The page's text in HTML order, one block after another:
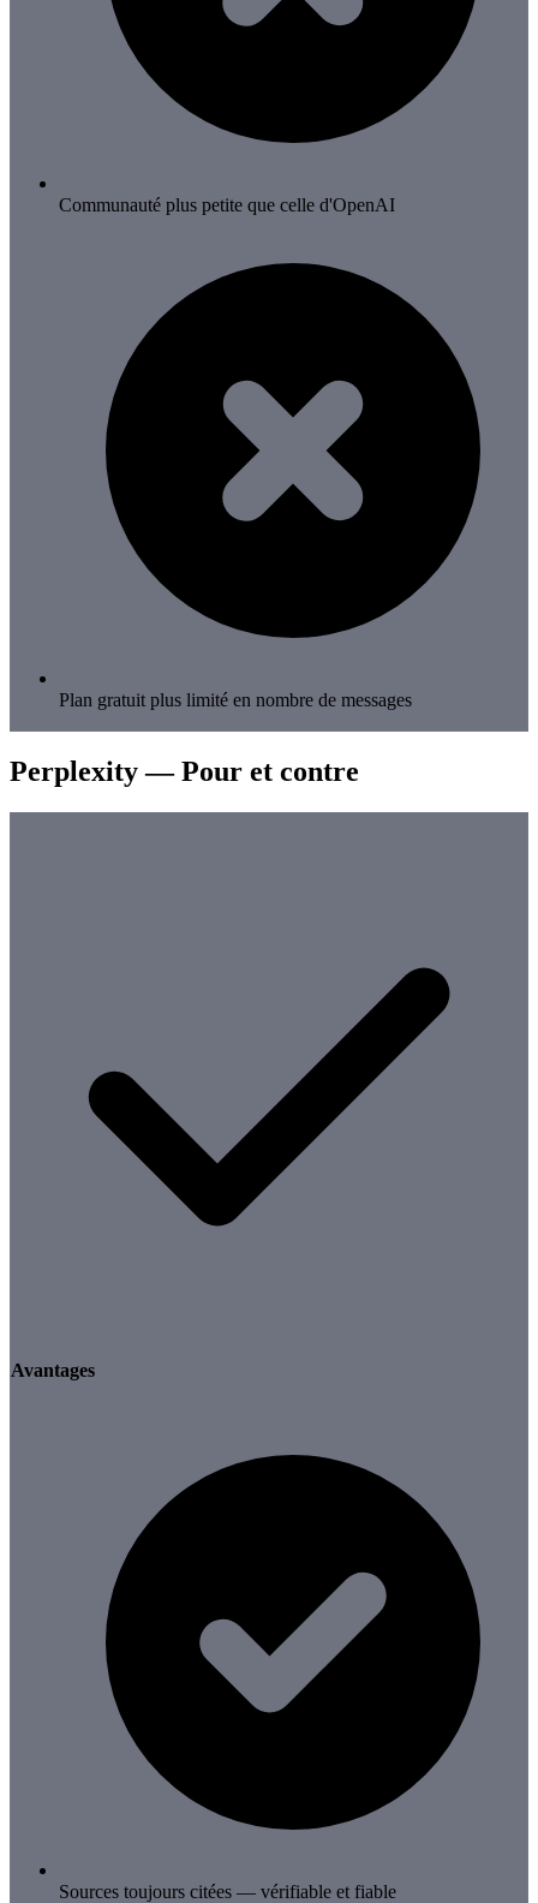
Communauté plus petite que celle d'OpenAI
Plan gratuit plus limité en nombre de messages
Perplexity — Pour et contre
Avantages
Sources toujours citées — vérifiable et fiable